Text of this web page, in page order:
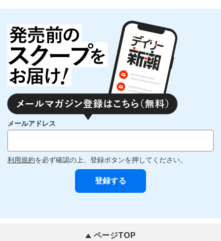
メールアドレス
利用規約を必ず確認の上、登録ボタンを押してください。
ページTOP